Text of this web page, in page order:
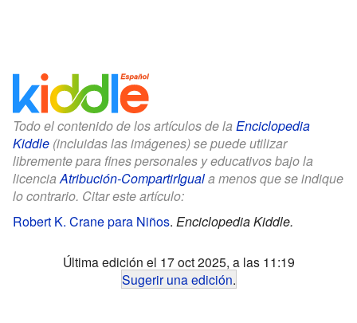
Todo el contenido de los artículos de la Enciclopedia
Kiddle (incluidas las imágenes) se puede utilizar
libremente para fines personales y educativos bajo la
licenciaAtribución-CompartirIguala menos que se indique
lo contrario. Citar este artículo:
Robert K. Crane para Niños. Enciclopedia Kiddle.
Última edición el 17 oct 2025, a las 11:19
Sugerir una edición.